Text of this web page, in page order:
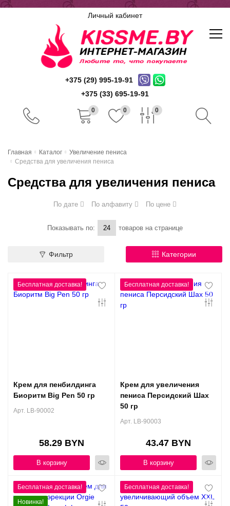
Личный кабинет
+375 (29) 995-19-91
+375 (33) 695-19-91
0 0 0
Доставка и оплата
Скидочная система
Контакты
Беспроцентная рассрочка
Главная Каталог
Увеличение пениса
Средства для увеличения пениса
Средства для увеличения пениса
По дате По алфавиту По цене
Показывать по: товаров на странице
Фильтр Категории
Крем для пенбилдинга
Биоритм Big Pen 50 гр
Арт. LB-90002
58.29 BYN
В корзину
Крем для увеличения
пениса Персидский Шах
50 гр
Арт. LB-90003
43.47 BYN
В корзину
Новинка!